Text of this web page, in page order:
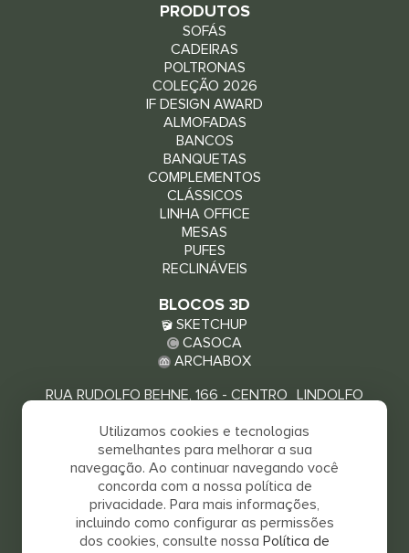
PRODUTOS
SOFÁS
CADEIRAS
POLTRONAS
COLEÇÃO 2026
IF DESIGN AWARD
ALMOFADAS
BANCOS
BANQUETAS
COMPLEMENTOS
CLÁSSICOS
LINHA OFFICE
MESAS
PUFES
RECLINÁVEIS
BLOCOS 3D
SKETCHUP
CASOCA
ARCHABOX
RUA RUDOLFO BEHNE, 166 - CENTRO LINDOLFO
VEJA COMO CHEGAR
Utilizamos cookies e tecnologias
semelhantes para melhorar a sua
navegação. Ao continuar navegando você
concorda com a nossa política de
privacidade. Para mais informações,
incluindo como configurar as permissões
dos cookies, consulte nossa Política de